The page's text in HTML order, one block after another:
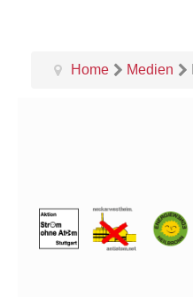
Home Medien